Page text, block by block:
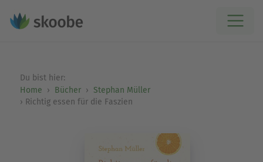
Du bist hier:
Home
Bücher
Stephan Müller
Richtig essen für die Faszien